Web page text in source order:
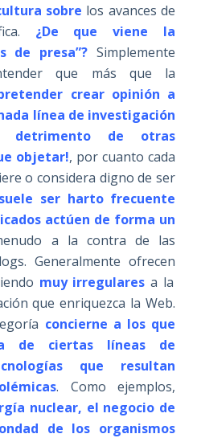
sobre los avances de
¿De que viene la
de presa”? Simplemente
que más que la
crear opinión a
línea de investigación
detrimento de otras
objetar!, por cuanto cada
o considera digno de ser
ser harto frecuente
actúen de forma un
a la contra de las
Generalmente ofrecen
muy irregulares a la
que enriquezca la Web.
concierne a los que
de ciertas líneas de
que resultan
. Como ejemplos,
nuclear, el negocio de
de los organismos